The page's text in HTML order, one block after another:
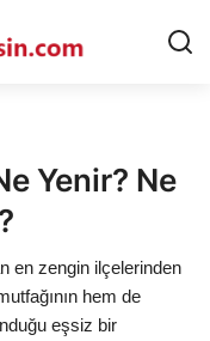
Yenir? Ne
en zengin ilçelerinden
hem de
eşsiz bir